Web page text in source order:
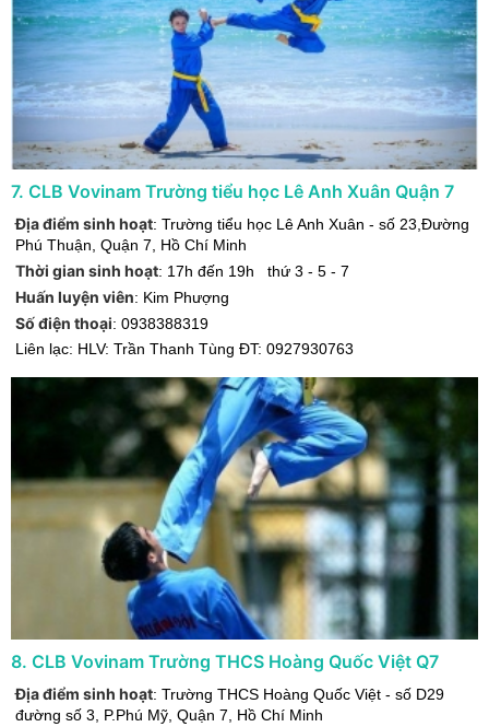
7. CLB Vovinam Trường tiểu học Lê Anh Xuân Quận 7
Địa điểm sinh hoạt: Trường tiểu học Lê Anh Xuân - số 23,Đường
Phú Thuận Quận 7 Hồ Chí Minh
Thời gian sinh hoạt: 17h đến 19h thứ 3 - 5 - 7
Huấn luyện viên: Kim Phượng
Số điện thoại: 0938388319
Liên lạc: HLV: Trần Thanh Tùng ĐT: 0927930763
8. CLB Vovinam Trường THCS Hoàng Quốc Việt Q7
Địa điểm sinh hoạt: Trường THCS Hoàng Quốc Việt - số D29
đường số 3, P.Phú Mỹ Quận 7 Hồ Chí Minh